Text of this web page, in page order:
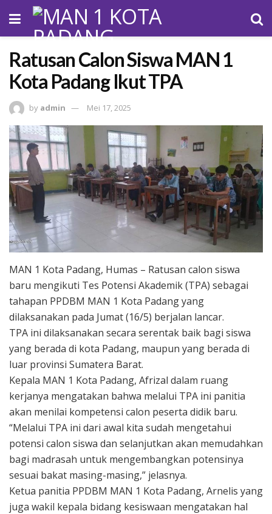
Ratusan Calon Siswa MAN 1
Kota Padang Ikut TPA
by admin Mei 17, 2025
MAN 1 Kota Padang, Humas – Ratusan calon siswa
baru mengikuti Tes Potensi Akademik (TPA) sebagai
tahapan PPDBM MAN 1 Kota Padang yang
dilaksanakan pada Jumat (16/5) berjalan lancar.
TPA ini dilaksanakan secara serentak baik bagi siswa
yang berada di kota Padang, maupun yang berada di
luar provinsi Sumatera Barat.
Kepala MAN 1 Kota Padang, Afrizal dalam ruang
kerjanya mengatakan bahwa melalui TPA ini panitia
akan menilai kompetensi calon peserta didik baru.
“Melalui TPA ini dari awal kita sudah mengetahui
potensi calon siswa dan selanjutkan akan memudahkan
bagi madrasah untuk mengembangkan potensinya
sesuai bakat masing-masing,” jelasnya.
Ketua panitia PPDBM MAN 1 Kota Padang, Arnelis yang
juga wakil kepala bidang kesiswaan mengatakan hal